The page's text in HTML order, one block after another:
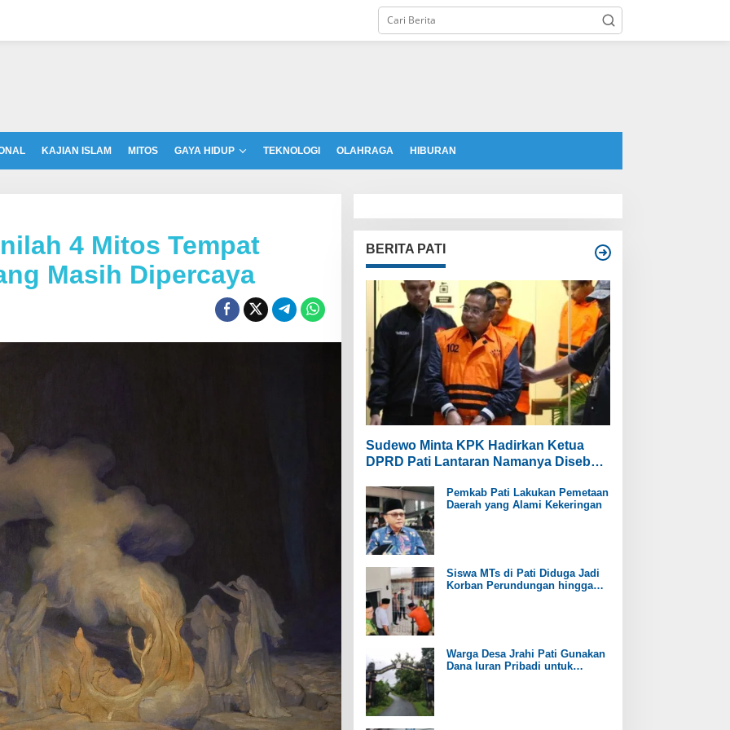
KAJIAN ISLAM MITOS GAYA HIDUP TEKNOLOGI OLAHRAGA HIBURAN
4 Mitos Tempat
Masih Dipercaya
BERITA PATI
Sudewo Minta KPK Hadirkan Ketua
DPRD Pati Lantaran Namanya Disebut
Pemkab Pati Lakukan Pemetaan
Daerah yang Alami Kekeringan
Siswa MTs di Pati Diduga Jadi
Korban Perundungan hingga
Warga Desa Jrahi Pati Gunakan
Dana Iuran Pribadi untuk